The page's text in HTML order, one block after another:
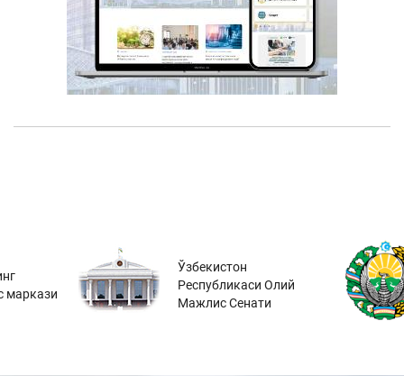
маркази
Ўзбекистон
Республикаси Олий
Мажлис Сенати